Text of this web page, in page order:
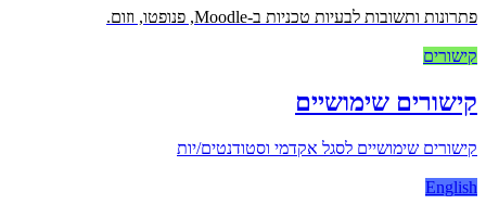
פתרונות ותשובות לבעיות טכניות ב-Moodle, פנופטו, וזום.
קישורים
קישורים שימושיים
קישורים שימושיים לסגל אקדמי וסטודנטים/יות
English